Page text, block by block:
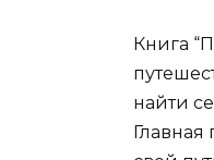
Книга
найти